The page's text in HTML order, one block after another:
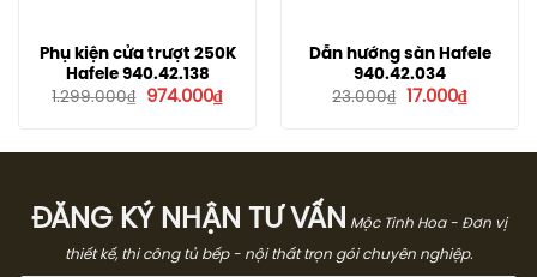
Phụ kiện cửa trượt 250K
Hafele 940.42.138
1.299.000₫
Giá
974.000₫Giá
hiện
974.000₫.
Dẫn hướng sàn Hafele
940.42.034
23.000₫
Giá
17.000₫Giá
hiện
17.000₫.
ĐĂNG KÝ NHẬN TƯ VẤN Mộc Tinh Hoa - Đơn vị
thiết kế, thi công tủ bếp - nội thất trọn gói chuyên nghiệp.